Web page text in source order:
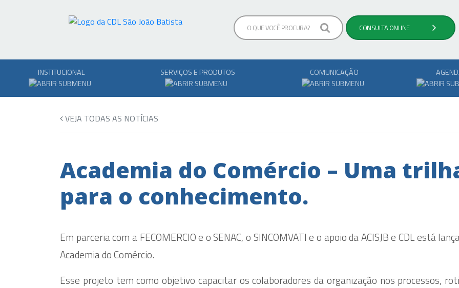
INSTITUCIONAL SERVIÇOS E PRODUTOS COMUNICAÇÃO
VEJA TODAS AS NOTÍCIAS
Academia do Comércio – Uma
para o conhecimento.
Em parceria com a FECOMERCIO e o SENAC, o SINCOMVATI e o apoio da ACISJB e CDL está
Academia do Comércio.
Esse projeto tem como objetivo capacitar os colaboradores da organização nos processos,